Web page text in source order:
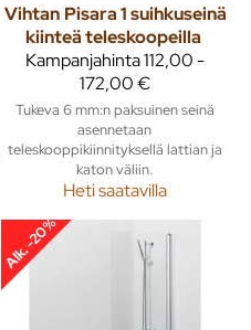
Vihtan Pisara 1 suihkuseinä
kiinteä teleskoopeilla
Kampanjahinta112,00 -
172,00 €
Tukeva 6 mm:n paksuinen seinä
asennetaan
teleskooppikiinnityksellä lattian ja
katon väliin.
Heti saatavilla
Alk. -20%